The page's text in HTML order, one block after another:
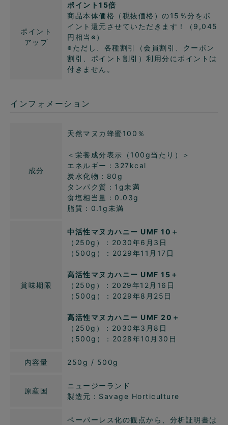
ポイント
アップ
ポイント15倍
商品本体価格（税抜価格）の15％分をポ
イント還元させていただきます！（9,045
円相当※）
※ただし、各種割引（会員割引、クーポン
割引、ポイント割引）利用分にポイントは
付きません。
インフォメーション
成分
天然マヌカ蜂蜜100％
＜栄養成分表示（100g当たり）＞
エネルギー：327kcal
炭水化物：80g
タンパク質：1g未満
食塩相当量：0.03g
脂質：0.1g未満
賞味期限
中活性マヌカハニー UMF 10＋
（250g）：2030年6月3日
（500g）：2029年11月17日
高活性マヌカハニー UMF 15＋
（250g）：2029年12月16日
（500g）：2029年8月25日
高活性マヌカハニー UMF 20＋
（250g）：2030年3月8日
（500g）：2028年10月30日
内容量 250g / 500g
原産国
ニュージーランド
製造元：Savage Horticulture
ペーパーレス化の観点から、分析証明書は